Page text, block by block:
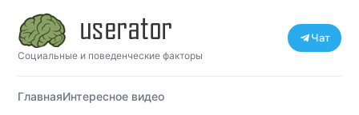
Социальные и поведенческие факторы
Чат
ГлавнаяИнтересное видео